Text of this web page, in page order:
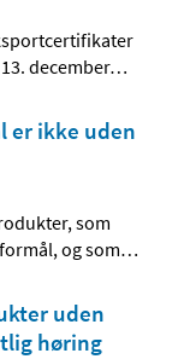
december…
er ikke uden
som
og som…
uden
høring